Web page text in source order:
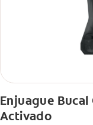
Enjuague
Activado